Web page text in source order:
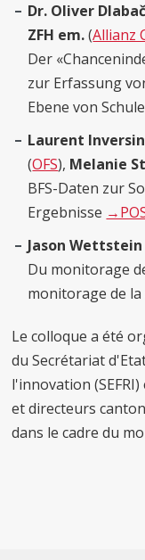
Dr. Oliver
ZFH em.(Allianz
Der
zur Erfassung
Ebene von
Laurent Inversin
(OFS), Melanie
BFS-Daten zur
Ergebnisse
Jason Wettstein
Du monitorage
monitorage de
Le colloque a été
du Secrétariat
l'innovation
et directeurs
dans le cadre du